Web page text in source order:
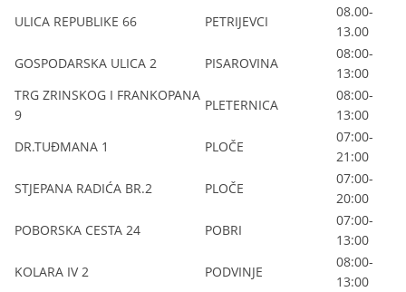
ULICA REPUBLIKE 66
PETRIJEVCI
08.00-
13.00
GOSPODARSKA ULICA 2
PISAROVINA
08:00-
13:00
TRG ZRINSKOG I FRANKOPANA
9
PLETERNICA
08:00-
13:00
DR.TUĐMANA 1
PLOČE
07:00-
21:00
STJEPANA RADIĆA BR.2
PLOČE
07:00-
20:00
POBORSKA CESTA 24
POBRI
07:00-
13:00
KOLARA IV 2
PODVINJE
08:00-
13:00